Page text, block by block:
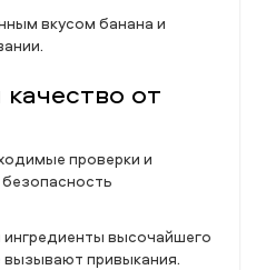
вкусом банана и
от
проверки и
высочайшего
вызывают привыкания.